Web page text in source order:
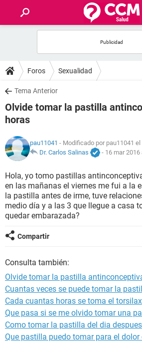
FOROS
SALUD
FAMILIA
NUTRICIÓN
SEXUALIDAD
GLOSARIO
Foros Sexualidad
Tema Anterior
Olvide tomar la pastilla
horas
pau11041 - Modificado por pau11041
Dr. Carlos Salinas
- 16 mar 2016
Hola, yo tomo pastillas
en las mañanas el viernes me fui a la
la pastilla antes de irme, tuve
medio día y a las 3 que llegue a casa
quedar embarazada?
Compartir
Consulta también:
Olvide tomar la pastilla
Cuantas veces se puede tomar la
Cada cuantas horas se toma el torsilax
Que pasa si se me olvido tomar una
Como tomar la pastilla del dia despues
Que pastilla puedo tomar para el